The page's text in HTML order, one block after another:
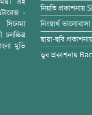
-
সিনেমা
মুভি
নিয়তি প্রকাশনায়
নিঃস্বার্থ ভালোবাসা
ছায়া-ছবি
ডুব প্রকাশনায়